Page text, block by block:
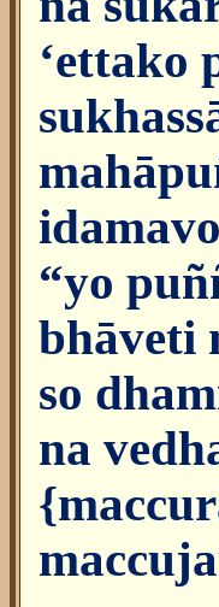
‘ettako
“yo
bhāveti
so
na